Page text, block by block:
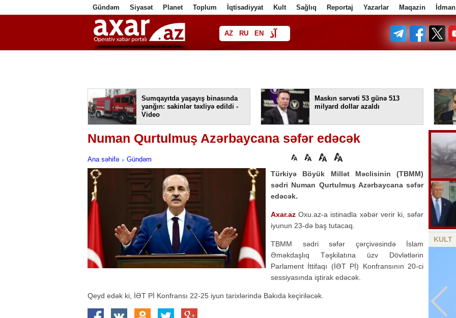
Gündəm Siyasət Planet Toplum İqtisadiyyat Kult Sağlıq Reportaj Yazarlar Maqazin İdman
AZ RU EN آذ
فا
Sumqayıtda yaşayış binasında
yanğın: sakinlər təxliyə edildi -
Video
Maskın sərvəti 53 günə 513
milyard dollar azaldı
Numan Qurtulmuş Azərbaycana səfər edəcək
Ana səhifə Gündəm
Türkiyə Böyük Millət Məclisinin (TBMM)
sədri Numan Qurtulmuş Azərbaycana səfər
edəcək.
Axar.az Oxu.az-a istinadla xəbər verir ki, səfər
iyunun 23-də baş tutacaq.
TBMM sədri səfər çərçivəsində İslam
Əməkdaşlıq Təşkilatına üzv Dövlətlərin
Parlament İttifaqı (İƏT Pİ) Konfransının 20-ci
sessiyasında iştirak edəcək.
Qeyd edək ki, İƏT Pİ Konfransı 22-25 iyun tarixlərində Bakıda keçiriləcək.
KULT